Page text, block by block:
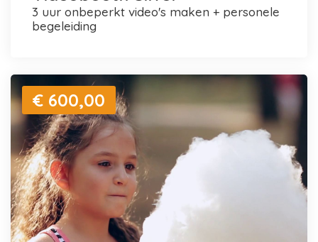
3 uur onbeperkt video's maken + personele
begeleiding
€ 600,00